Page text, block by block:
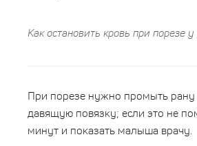
Как остановить кровь при порезе у
При порезе нужно промыть рану
давящую повязку; если это не
минут и показать малыша врачу.